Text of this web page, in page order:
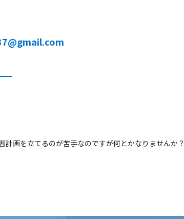
計画を立てるのが苦手なのですが何とかなりませんか？